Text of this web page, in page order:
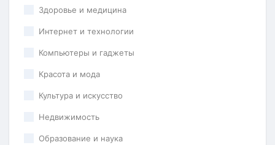
Здоровье и медицина
Интернет и технологии
Компьютеры и гаджеты
Красота и мода
Культура и искусство
Недвижимость
Образование и наука